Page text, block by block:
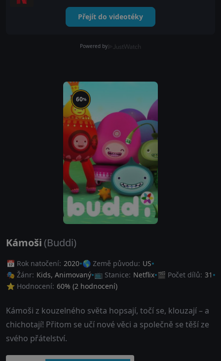
Přejít do videotéky
Powered by
60%
Kámoši (Buddi)
📅 Rok natočení: 2020 🌎 Země původu: US
🎭 Žánr: Kids, Animovaný 📺 Stanice: Netflix 🎬 Počet dílů: 31
⭐ Hodnocení: 60% (2 hodnocení)
Kámoši z kouzelného světa hopsají, točí se, klouzají – a
chichotají! Přitom se učí nové věci a společně se těší ze
svého přátelství.